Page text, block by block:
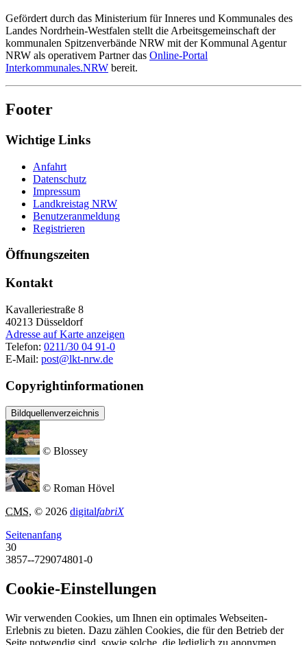
Gefördert durch das Ministerium für Inneres und Kommunales des
Landes Nordrhein-Westfalen stellt die Arbeitsgemeinschaft der
kommunalen Spitzenverbände NRW mit der Kommunal Agentur
NRW als operativem Partner das Online-Portal
Interkommunales.NRW bereit.
Footer
Wichtige Links
Anfahrt
Datenschutz
Impressum
Landkreistag NRW
Benutzeranmeldung
Registrieren
Öffnungszeiten
Kontakt
Kavalleriestraße 8
40213 Düsseldorf
Adresse auf Karte anzeigen
Telefon: 0211/30 04 91-0
E-Mail: post@lkt-nrw.de
Copyrightinformationen
Bildquellenverzeichnis
© Blossey
© Roman Hövel
CMS, © 2026 digitalfabriX
Seitenanfang
30
3857--729074801-0
Cookie-Einstellungen
Wir verwenden Cookies, um Ihnen ein optimales Webseiten-
Erlebnis zu bieten. Dazu zählen Cookies, die für den Betrieb der
Seite notwendig sind, sowie solche, die lediglich zu anonymen